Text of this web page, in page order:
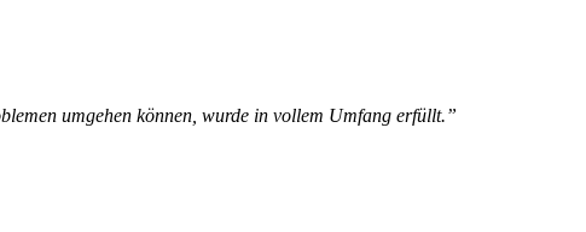
umgehen können, wurde in vollem Umfang erfüllt.”